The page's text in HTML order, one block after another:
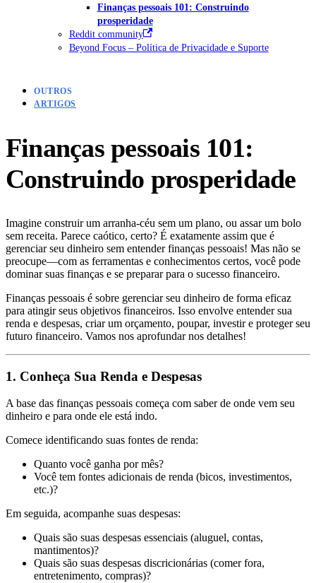
Finanças pessoais 101: Construindo
prosperidade
Reddit community
Beyond Focus – Política de Privacidade e Suporte
OUTROS
ARTIGOS
Finanças pessoais 101:
Construindo prosperidade
Imagine construir um arranha-céu sem um plano, ou assar um bolo
sem receita. Parece caótico, certo? É exatamente assim que é
gerenciar seu dinheiro sem entender finanças pessoais! Mas não se
preocupe—com as ferramentas e conhecimentos certos, você pode
dominar suas finanças e se preparar para o sucesso financeiro.
Finanças pessoais é sobre gerenciar seu dinheiro de forma eficaz
para atingir seus objetivos financeiros. Isso envolve entender sua
renda e despesas, criar um orçamento, poupar, investir e proteger seu
futuro financeiro. Vamos nos aprofundar nos detalhes!
1. Conheça Sua Renda e Despesas
A base das finanças pessoais começa com saber de onde vem seu
dinheiro e para onde ele está indo.
Comece identificando suas fontes de renda:
Quanto você ganha por mês?
Você tem fontes adicionais de renda (bicos, investimentos,
etc.)?
Em seguida, acompanhe suas despesas:
Quais são suas despesas essenciais (aluguel, contas,
mantimentos)?
Quais são suas despesas discricionárias (comer fora,
entretenimento, compras)?